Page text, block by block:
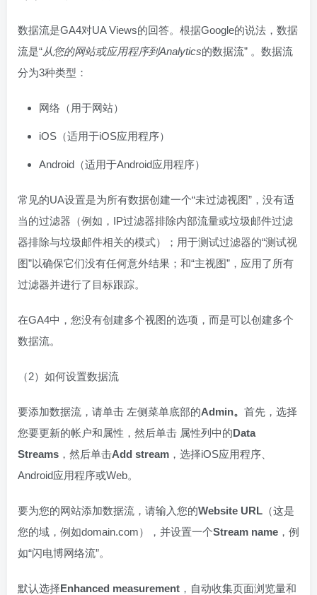
数据流是GA4对UA Views的回答。根据Google的说法，数据
流是“从您的网站或应用程序到Analytics的数据流” 。数据流
分为3种类型：
网络（用于网站）
iOS（适用于iOS应用程序）
Android（适用于Android应用程序）
常见的UA设置是为所有数据创建一个“未过滤视图”，没有适
当的过滤器（例如，IP过滤器排除内部流量或垃圾邮件过滤
器排除与垃圾邮件相关的模式）；用于测试过滤器的“测试视
图”以确保它们没有任何意外结果；和“主视图”，应用了所有
过滤器并进行了目标跟踪。
在GA4中，您没有创建多个视图的选项，而是可以创建多个
数据流。
（2）如何设置数据流
要添加数据流，请单击 左侧菜单底部的Admin。 首先，选择
您要更新的帐户和属性，然后单击 属性列中的Data
Streams ，然后单击Add stream ，选择iOS应用程序、
Android应用程序或Web。
要为您的网站添加数据流，请输入您的Website URL （这是
您的域，例如domain.com），并设置一个Stream name ，例
如“闪电博网络流”。
默认选择Enhanced measurement ，自动收集页面浏览量和